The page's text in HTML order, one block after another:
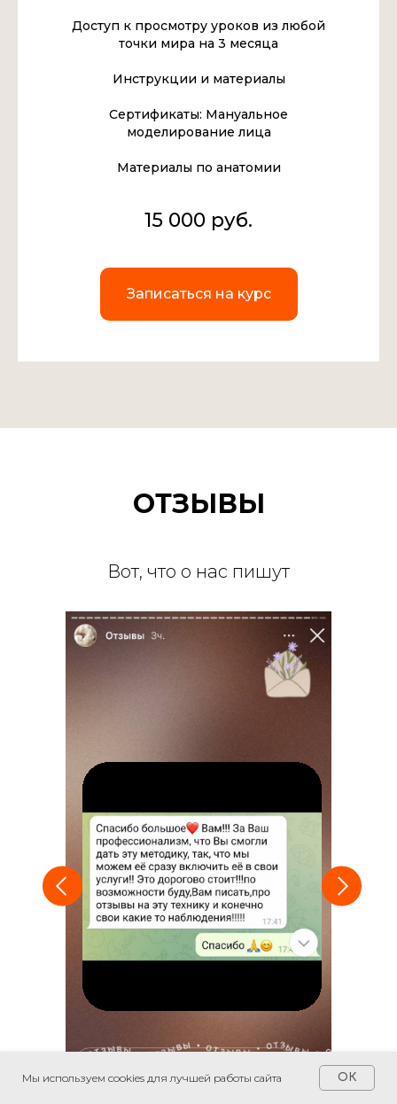
Мы используем cookies для лучшей работы сайта OK
Доступ к просмотру уроков из любой
точки мира на 3 месяца
Инструкции и материалы
Сертификаты: Мануальное
моделирование лица
Материалы по анатомии
15 000 руб.
Записаться на курс
ОТЗЫВЫ
Вот, что о нас пишут